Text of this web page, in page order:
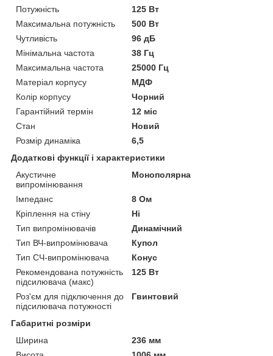
Потужність
125 Вт
Максимальна потужність
500 Вт
Чутливість
96 дБ
Мінімальна частота
38 Гц
Максимальна частота
25000 Гц
Матеріал корпусу
МДФ
Колір корпусу
Чорний
Гарантійний термін
12 міс
Стан
Новий
Розмір динаміка
6,5
Додаткові функції і характеристики
Акустичне
випромінювання
Монополярна
Імпеданс
8 Ом
Кріплення на стіну
Ні
Тип випромінювачів
Динамічний
Тип ВЧ-випромінювача
Купол
Тип СЧ-випромінювача
Конус
Рекомендована потужність
підсилювача (макс)
125 Вт
Роз'єм для підключення до
підсилювача потужності
Гвинтовий
Габаритні розміри
Ширина
236 мм